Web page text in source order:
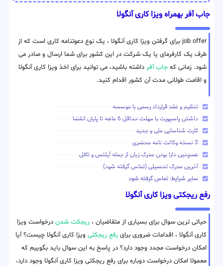
جاب آفر بهمراه ویزا کاری آنگولا
job offer برای گرفتن ویزا کاری آنگولا ، یک نوع دعوتنامه کاری است که از
طرف یک کارفرمای یا یک شرکت در این کشور برای شما ارسال و صادر می
شود. زمانی که جاب آفر داشته باشید، می توانید برای اخذ ویزا کاری آنگولا
و اقامت طولانی مدت آن کشور اقدام کنید.
تنظیم و عقد قرارداد رسمی با موسسه
داشتن پاسپورت با مهلت حداقل 6 ماهه تا پایان انقضا
کارت شناسایی ملی و جدید
3 نسخه وکالت نامه محضری
همچنین دارا بودن مدرک زبان از جمله آیلتس و تافل
آخرین مدرک تحصیلی (تماس گرفته شود)
سایر شرایط: تماس گرفته شود
رفع ریجکتی ویزا کاری آنگولا
حیاتی ترین سوال برای بسیاری از متقاضیان ، ریجکت شدن درخواست ویزا
کاری آنگولا ، اقدامات ضروری برای رفع ریجکتی ویزا کاری آنگولا چیست؟ آیا
امکان درخواست مجدد وجود دارد؟ در پاسخ به این سوال باید بگوییم که
معمولا امکان درخواست دوباره برای رفع ریجکتی ویزا کاری آنگولا وجود دارد،